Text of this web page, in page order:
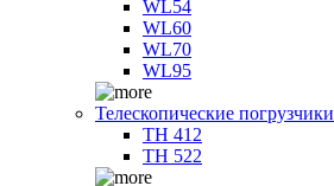
WL54
WL60
WL70
WL95
Телескопические погрузчики
TH 412
TH 522